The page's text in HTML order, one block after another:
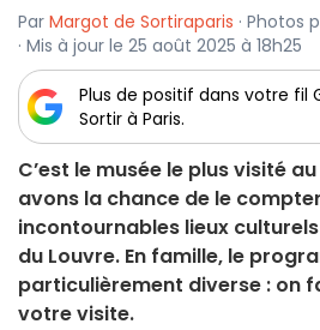
Par Margot de Sortiraparis · Photos
· Mis à jour le 25 août 2025 à 18h25
Plus de positif dans votre fil
Sortir à Paris.
C’est le musée le plus visité
avons la chance de le
incontournables lieux
du Louvre. En famille, le
particulièrement diverse : on
votre visite.